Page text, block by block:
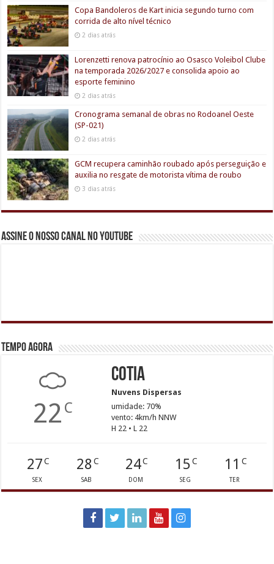
Copa Bandoleros de Kart inicia segundo turno com
corrida de alto nível técnico
2 dias atrás
Lorenzetti renova patrocínio ao Osasco Voleibol Clube
na temporada 2026/2027 e consolida apoio ao
esporte feminino
2 dias atrás
Cronograma semanal de obras no Rodoanel Oeste
(SP-021)
2 dias atrás
GCM recupera caminhão roubado após perseguição e
auxilia no resgate de motorista vítima de roubo
3 dias atrás
Assine o nosso canal no youtube
Tempo agora
22 C
Cotia
Nuvens Dispersas
umidade: 70%
vento: 4km/h NNW
H 22 • L 22
27C
SEX
28C
SAB
24C
DOM
15C
SEG
11 C
TER